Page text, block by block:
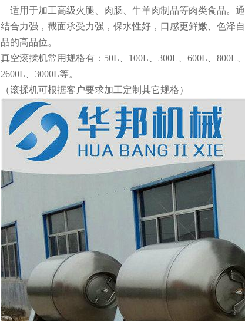
适用于加工高级火腿、肉肠、牛羊肉制品等肉类食品。
结合力强，截面承受力强，保水性好，口感更鲜嫩、色泽
品的高品位。
真空滚揉机常用规格有： 50L 100L 300L 600L 800L
2600L
3000L等。
（滚揉机可根据客户要求加工定制其它规格）